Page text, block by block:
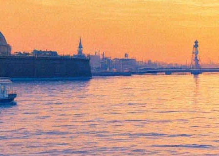
«ИВА НОВА» представит
новый альбом в родном
городе